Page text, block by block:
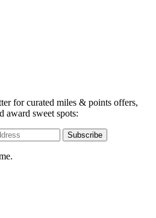
for curated miles & points offers,
award sweet spots:
Subscribe